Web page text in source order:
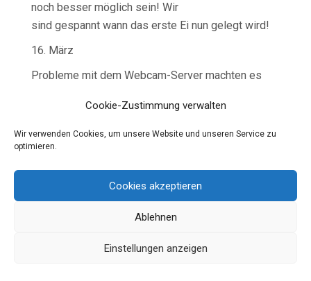
Cookie-Zustimmung verwalten
Wir verwenden Cookies, um unsere Website und unseren Service zu
optimieren.
Cookies akzeptieren
Ablehnen
Einstellungen anzeigen
noch besser möglich sein! Wir
sind gespannt wann das erste Ei nun gelegt wird!
16. März
Probleme mit dem Webcam-Server machten es
Außer Betrieb zu nehmen. Ich habe jetzt ein
Provisorium eingerichtet damit die
Kameras überhaupt online sind. Über Kurz oder
Server besorgt werden der Ausfälle überbrückt.
Turmfalken – Postkarten gestartet. Es gibt 2